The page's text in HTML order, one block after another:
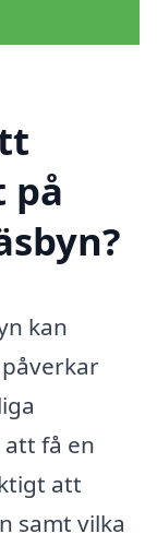
på
kan
få en
att
samt vilka